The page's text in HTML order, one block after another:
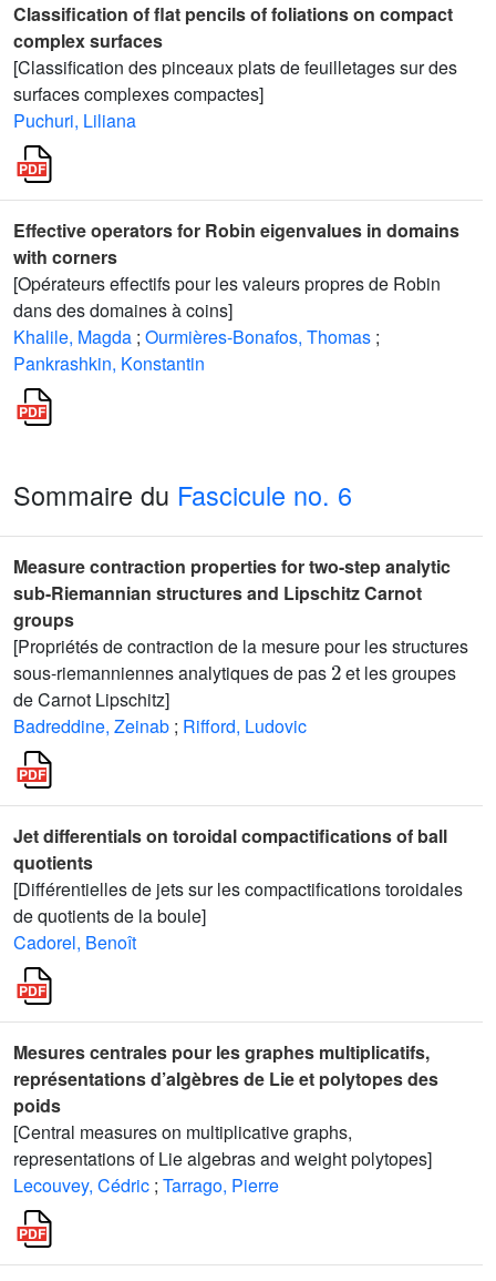
Classification of flat pencils of foliations on compact
complex surfaces
[Classification des pinceaux plats de feuilletages sur des
surfaces complexes compactes]
Puchuri, Liliana
Effective operators for Robin eigenvalues in domains
with corners
[Opérateurs effectifs pour les valeurs propres de Robin
dans des domaines à coins]
Khalile, Magda ; Ourmières-Bonafos, Thomas ;
Pankrashkin, Konstantin
Sommaire du Fascicule no. 6
Measure contraction properties for two-step analytic
sub-Riemannian structures and Lipschitz Carnot
groups
[Propriétés de contraction de la mesure pour les structures
sous-riemanniennes analytiques de pas
2
et les groupes
de Carnot Lipschitz]
Badreddine, Zeinab ; Rifford, Ludovic
Jet differentials on toroidal compactifications of ball
quotients
[Différentielles de jets sur les compactifications toroidales
de quotients de la boule]
Cadorel, Benoît
Mesures centrales pour les graphes multiplicatifs,
représentations d’algèbres de Lie et polytopes des
poids
[Central measures on multiplicative graphs,
representations of Lie algebras and weight polytopes]
Lecouvey, Cédric ; Tarrago, Pierre